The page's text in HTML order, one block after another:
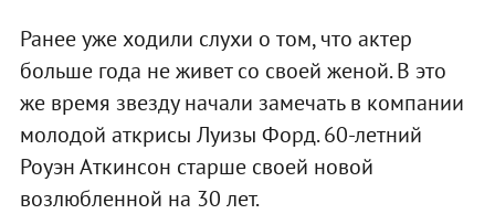
Ранее уже ходили слухи о том, что актер
больше года не живет со своей женой. В это
же время звезду начали замечать в компании
молодой аткрисы Луизы Форд. 60-летний
Роуэн Аткинсон старше своей новой
возлюбленной на 30 лет.